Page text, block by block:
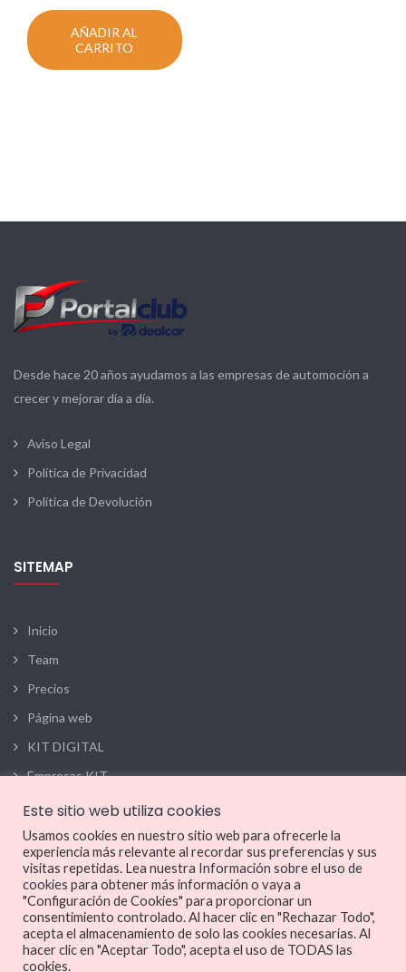
AÑADIR AL
CARRITO
Desde hace 20 años ayudamos a las empresas de automoción a
crecer y mejorar día a día.
Aviso Legal
Política de Privacidad
Política de Devolución
SITEMAP
Inicio
Team
Precios
Página web
KIT DIGITAL
Empresas KIT
OFICINA REGISTRADA
615 41 85 41
hello@dealcar.io
Lun - Vie: 9:00 - 17:00
Este sitio web utiliza cookies
Usamos cookies en nuestro sitio web para ofrecerle la
experiencia más relevante al recordar sus preferencias y sus
visitas repetidas. Lea nuestra Información sobre el uso de
cookies para obtener más información o vaya a
"Configuración de Cookies" para proporcionar un
consentimiento controlado. Al hacer clic en "Rechazar Todo",
acepta el almacenamiento de solo las cookies necesarias. Al
hacer clic en "Aceptar Todo", acepta el uso de TODAS las
cookies.